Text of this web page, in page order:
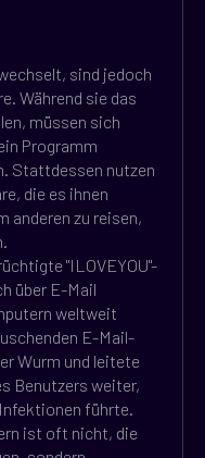
sind jedoch
Während sie das
müssen sich
Programm
Stattdessen nutzen
die es ihnen
anderen zu reisen,
"ILOVEYOU"-
über E-Mail
weltweit
E-Mail-
Wurm und leitete
Benutzers weiter,
führte.
ist oft nicht, die